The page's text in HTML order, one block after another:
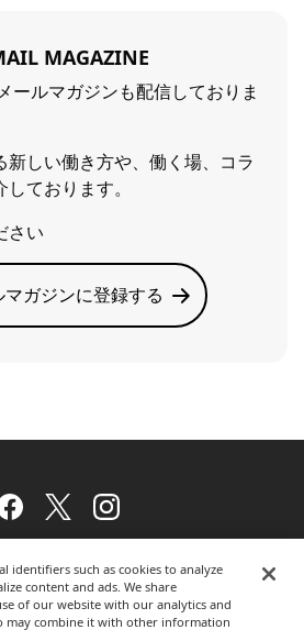
MAGAZINE
ールマガジンも配信しておりま
新しい働き方や、働く場、コラ
ております。
さい
マガジンに登録する
TwitterInstagram
について
identifiers such as cookies to analyze
content and ads. We share
of our website with our analytics and
may combine it with other information